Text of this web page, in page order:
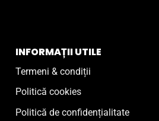
INFORMAȚII UTILE
Termeni & condiții
Politică cookies
Politică de confidențialitate